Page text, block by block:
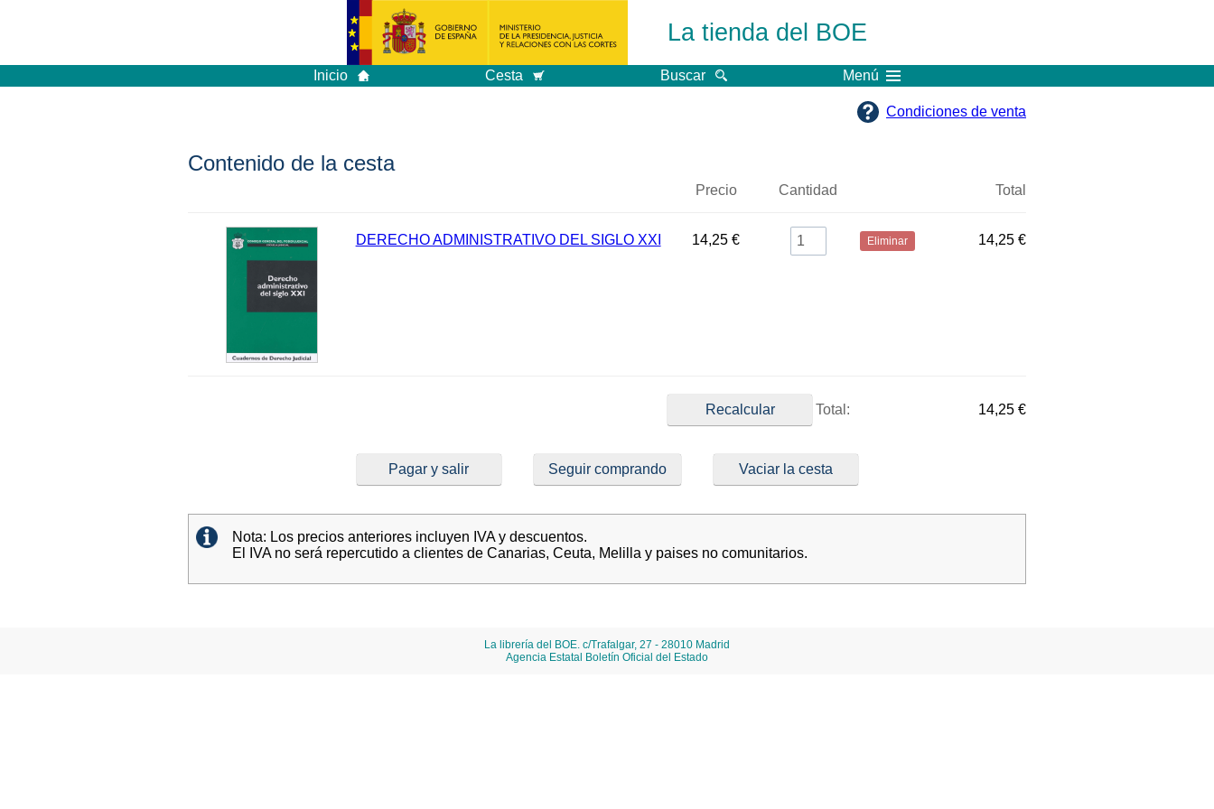
La tienda del BOE
Inicio Cesta Buscar Menú
Condiciones de venta
Contenido de la cesta
Precio Cantidad Total
DERECHO ADMINISTRATIVO DEL SIGLO XXI 14,25 € Eliminar 14,25 €
Total: 14,25 €
Pagar y salir Seguir comprando Vaciar la cesta
Nota: Los precios anteriores incluyen IVA y descuentos.
El IVA no será repercutido a clientes de Canarias, Ceuta, Melilla y paises no comunitarios.
La librería del BOE. c/Trafalgar, 27 - 28010 Madrid
Agencia Estatal Boletín Oficial del Estado